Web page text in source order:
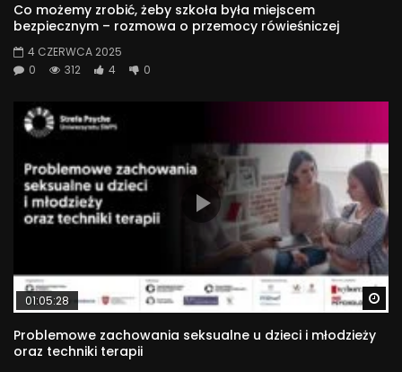
Co możemy zrobić, żeby szkoła była miejscem
bezpiecznym – rozmowa o przemocy rówieśniczej
4 CZERWCA 2025
0
312 4 0
01:05:28
Problemowe zachowania seksualne u dzieci i młodzieży
oraz techniki terapii